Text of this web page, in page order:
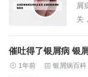
胰
屑
关
病
催吐得了银屑病 银
1年前 银屑病百科